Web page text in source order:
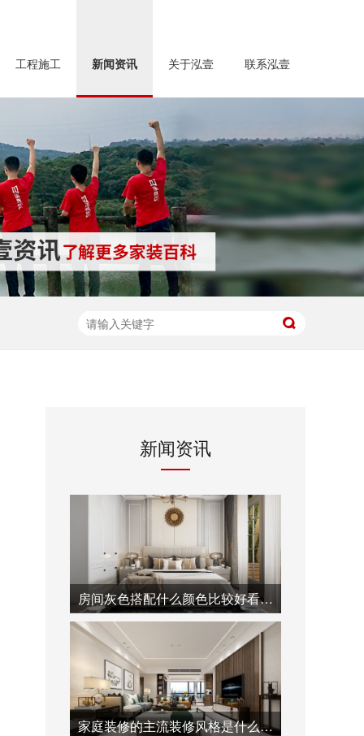
工程施工 新闻资讯 关于泓壹 联系泓壹
新闻资讯
房间灰色搭配什么颜色比较好看-泓壹设计
家庭装修的主流装修风格是什么-泓壹设计